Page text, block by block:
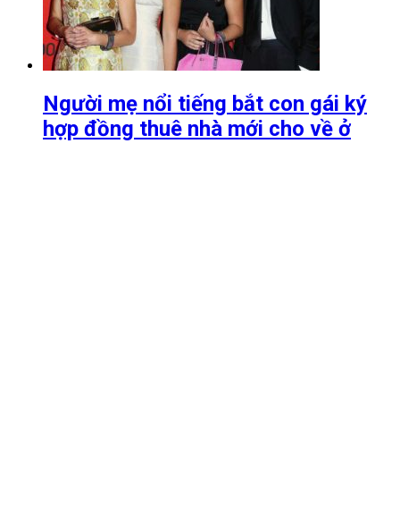
Người mẹ nổi tiếng bắt con gái ký
hợp đồng thuê nhà mới cho về ở